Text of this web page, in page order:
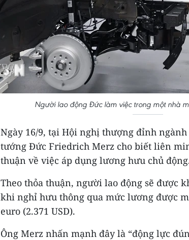
Người lao động Đức làm việc trong một nhà
Ngày 16/9, tại Hội nghị thượng đỉnh
tướng Đức Friedrich Merz cho biết liên
thuận về việc áp dụng lương hưu chủ
Theo thỏa thuận, người lao động sẽ được
khi nghỉ hưu thông qua mức lương được
euro (2.371 USD).
Ông Merz nhấn mạnh đây là “động lực